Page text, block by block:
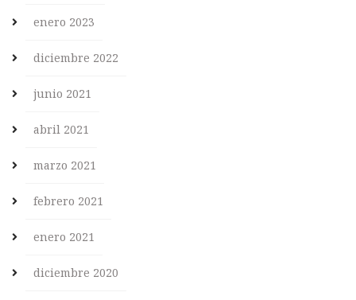
enero 2023
diciembre 2022
junio 2021
abril 2021
marzo 2021
febrero 2021
enero 2021
diciembre 2020